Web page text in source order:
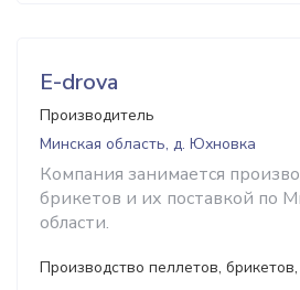
E-drova
Производитель
Минская область, д. Юхновка
Компания занимается
брикетов и их поставкой по
области.
Производство пеллетов,